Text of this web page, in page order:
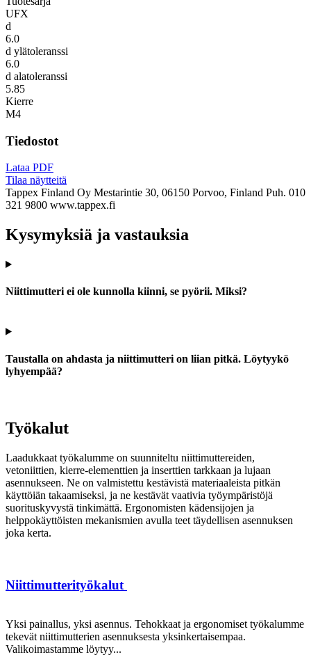
UFX
d
6.0
d ylätoleranssi
6.0
d alatoleranssi
5.85
Kierre
M4
Tiedostot
Lataa PDF
Tilaa näytteitä
Tappex Finland Oy Mestarintie 30, 06150 Porvoo, Finland Puh. 010
321 9800 www.tappex.fi
Kysymyksiä ja vastauksia
Niittimutteri ei ole kunnolla kiinni, se pyörii. Miksi?
Taustalla on ahdasta ja niittimutteri on liian pitkä. Löytyykö
lyhyempää?
Työkalut
Laadukkaat työkalumme on suunniteltu niittimuttereiden,
vetoniittien, kierre-elementtien ja inserttien tarkkaan ja lujaan
asennukseen. Ne on valmistettu kestävistä materiaaleista pitkän
käyttöiän takaamiseksi, ja ne kestävät vaativia työympäristöjä
suorituskyvystä tinkimättä. Ergonomisten kädensijojen ja
helppokäyttöisten mekanismien avulla teet täydellisen asennuksen
joka kerta.
Niittimutterityökalut
Yksi painallus, yksi asennus. Tehokkaat ja ergonomiset työkalumme
tekevät niittimutterien asennuksesta yksinkertaisempaa.
Valikoimastamme löytyy...